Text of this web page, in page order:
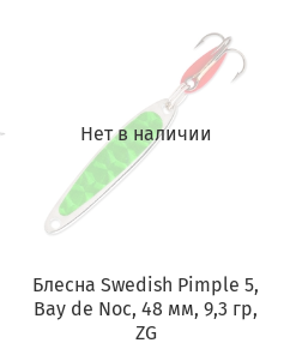
Нет в наличии
Блесна Swedish Pimple 5,
Bay de Noc, 48 мм, 9,3 гр,
ZG